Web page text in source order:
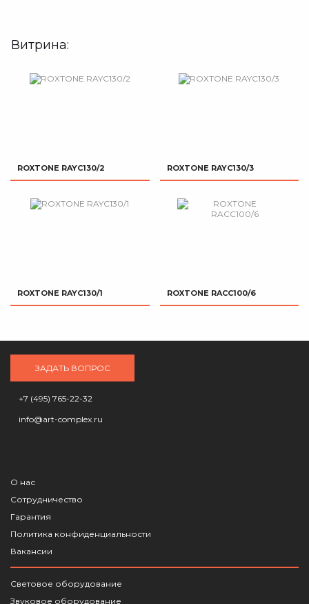
Витрина:
ROXTONE RAYC130/2 ROXTONE RAYC130/3
ROXTONE RAYC130/1 ROXTONE RACC100/6
ЗАДАТЬ ВОПРОС
+7 (495) 765-22-32
info@art-complex.ru
О нас
Сотрудничество
Гарантия
Политика конфиденциальности
Вакансии
Световое оборудование
Звуковое оборудование